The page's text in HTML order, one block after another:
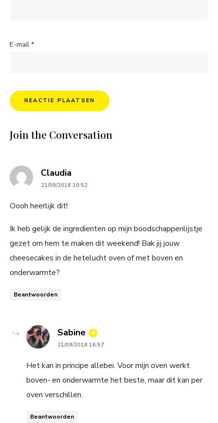
E-mail *
Join the Conversation
Claudia
21/09/2018 10:52
Oooh heerlijk dit!
Ik heb gelijk de ingredienten op mijn boodschappenlijstje
gezet om hem te maken dit weekend! Bak jij jouw
cheesecakes in de hetelucht oven of met boven en
onderwarmte?
Beantwoorden
Sabine says:
21/09/2018 16:57
Het kan in principe allebei. Voor mijn oven werkt
boven- en onderwarmte het beste, maar dit kan per
oven verschillen.
Beantwoorden